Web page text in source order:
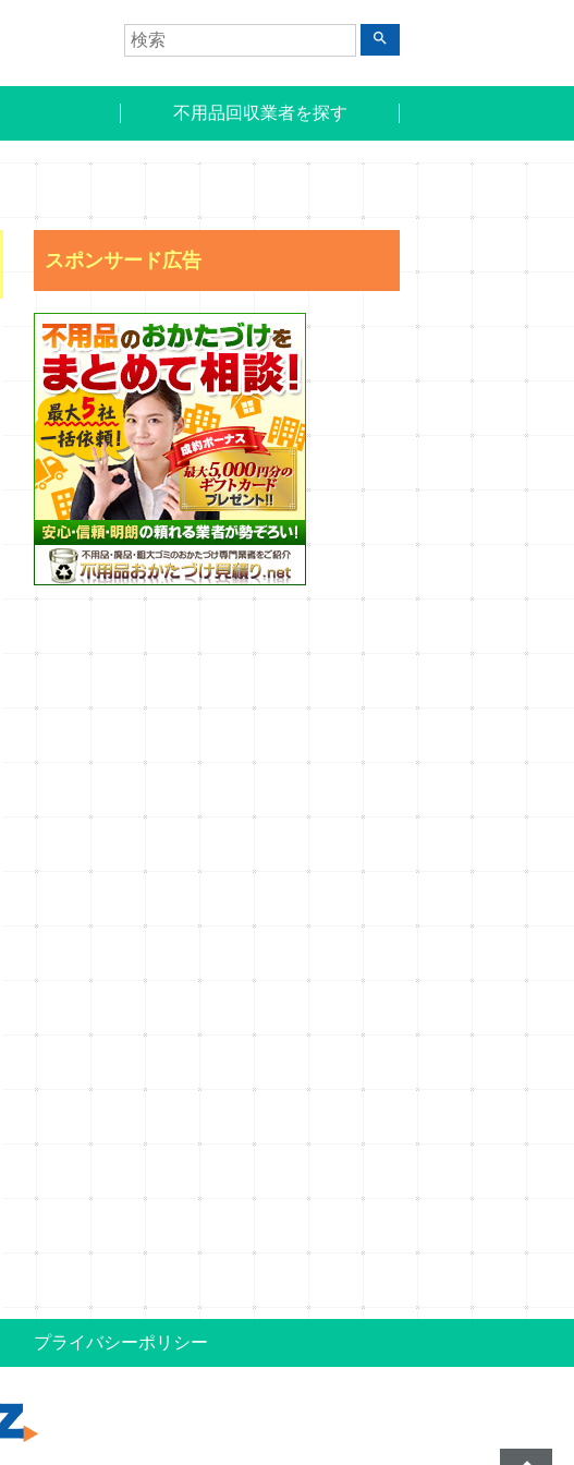
search
不用品回収業者を探す
スポンサード広告
プライバシーポリシー